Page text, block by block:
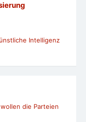
Intelligenz
die Parteien